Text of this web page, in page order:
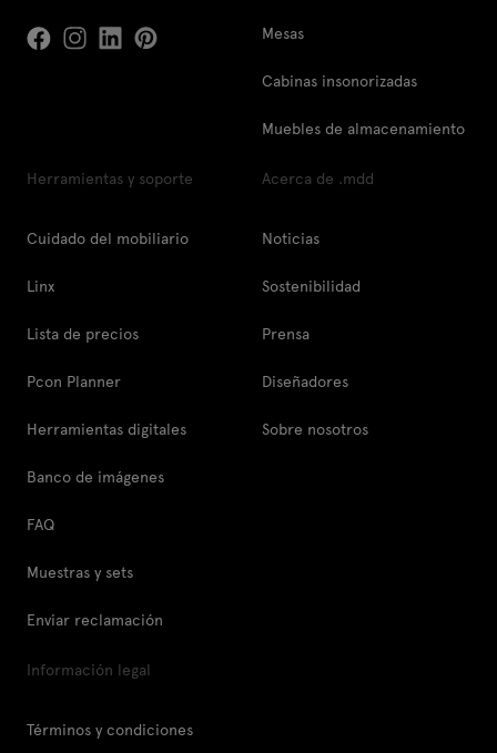
Mesas
Cabinas insonorizadas
Muebles de almacenamiento
Herramientas y soporte
Cuidado del mobiliario
Linx
Lista de precios
Pcon Planner
Herramientas digitales
Banco de imágenes
FAQ
Muestras y sets
Enviar reclamación
Acerca de .mdd
Noticias
Sostenibilidad
Prensa
Diseñadores
Sobre nosotros
Información legal
Términos y condiciones